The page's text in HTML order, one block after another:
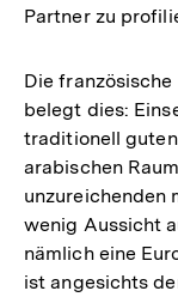
Partner zu
Die
belegt dies:
traditionell
arabischen
unzureichenden
wenig Aussicht
nämlich eine
ist angesichts